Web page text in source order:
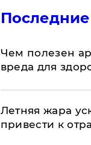
Чем полезен
вреда для
Летняя жара
привести к